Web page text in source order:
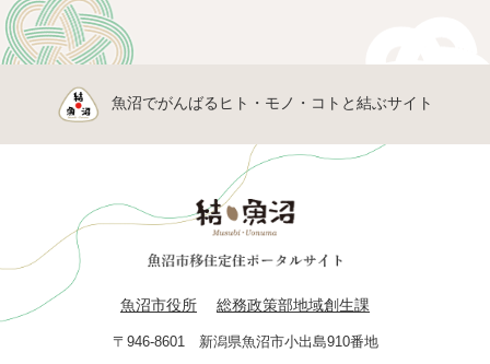
魚沼でがんばるヒト・モノ・コトと結ぶサイト
魚沼市役所 総務政策部地域創生課
〒946-8601 新潟県魚沼市小出島910番地